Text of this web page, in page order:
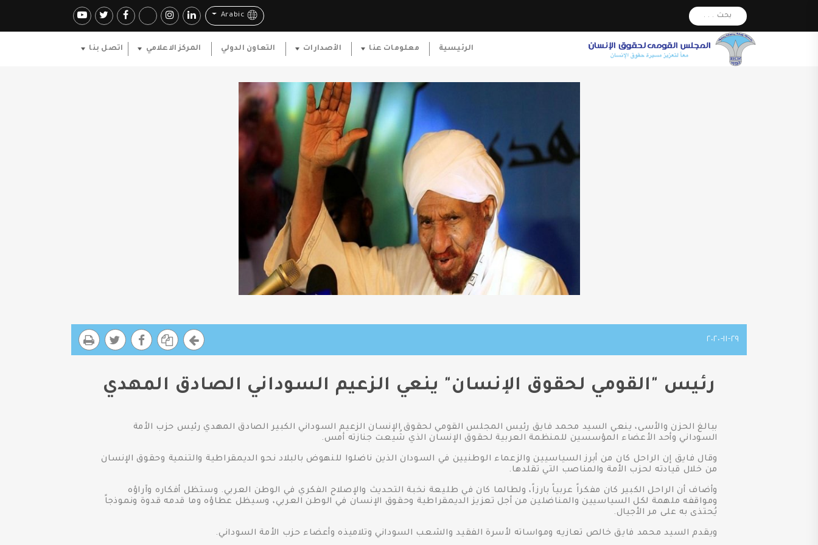
بحث . . . Arabic
الرئيسية معلومات عنا الأصدارات التعاون الدولي المركز الاعلامي اتصل بنا
٢٩-١١-٢٠٢٠
رئيس "القومي لحقوق الإنسان" ينعي الزعيم السوداني الصادق المهدي
ببالغ الحزن والأسى، ينعي السيد محمد فايق رئيس المجلس القومي لحقوق الإنسان الزعيم السوداني الكبير الصادق المهدي رئيس حزب الأمة
السوداني وأحد الأعضاء المؤسسين للمنظمة العربية لحقوق الإنسان الذي شُيعت جنازته أمس.
وقال فايق إن الراحل كان من أبرز السياسيين والزعماء الوطنيين في السودان الذين ناضلوا للنهوض بالبلاد نحو الديمقراطية والتنمية وحقوق الإنسان
من خلال قيادته لحزب الأمة والمناصب التي تقلدها.
وأضاف أن الراحل الكبير كان مفكراً عربياً بارزاً، ولطالما كان في طليعة نخبة التحديث والإصلاح الفكري في الوطن العربي. وستظل أفكاره وآراؤه
ومواقفه ملهمة لكل السياسيين والمناضلين من أجل تعزيز الديمقراطية وحقوق الإنسان في الوطن العربي، وسيظل عطاؤه وما قدمه قدوة ونموذجاً
يُحتذى به على مر الأجيال.
ويقدم السيد محمد فايق خالص تعازيه ومواساته لأسرة الفقيد والشعب السوداني وتلاميذه وأعضاء حزب الأمة السوداني.